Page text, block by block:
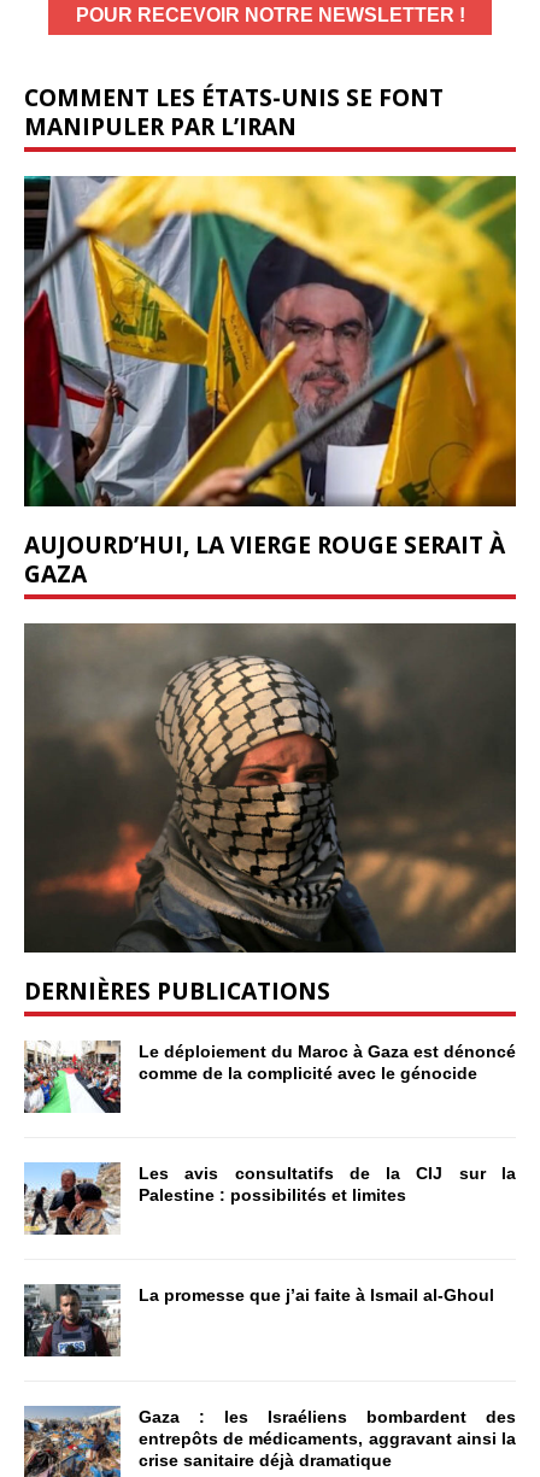
COMMENT LES ÉTATS-UNIS SE FONT
MANIPULER PAR L’IRAN
AUJOURD’HUI, LA VIERGE ROUGE SERAIT À
GAZA
DERNIÈRES PUBLICATIONS
Le déploiement du Maroc à Gaza est dénoncé
comme de la complicité avec le génocide
Les avis consultatifs de la CIJ sur la
Palestine : possibilités et limites
La promesse que j’ai faite à Ismail al-Ghoul
Gaza : les Israéliens bombardent des
entrepôts de médicaments, aggravant ainsi la
crise sanitaire déjà dramatique